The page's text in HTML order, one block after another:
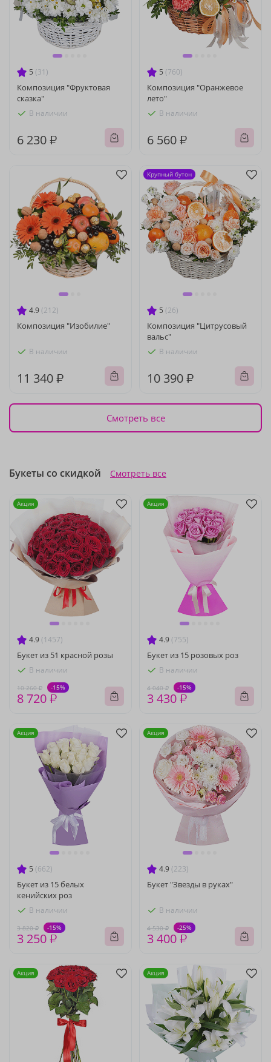
5 (31)
Композиция "Фруктовая
сказка"
В наличии
6 230 ₽
5 (760)
Композиция "Оранжевое
лето"
В наличии
6 560 ₽
4.9 (212)
Композиция "Изобилие"
В наличии
11 340 ₽
5 (26)
Композиция "Цитрусовый
вальс"
В наличии
10 390 ₽
Крупный бутон
Смотреть все
Букеты со скидкой Смотреть все
4.9 (1457)
Букет из 51 красной розы
В наличии
10 260 ₽ -15%
8 720 ₽
Акция
4.9 (755)
Букет из 15 розовых роз
В наличии
4 040 ₽ -15%
3 430 ₽
Акция
5 (662)
Букет из 15 белых
кенийских роз
В наличии
3 820 ₽ -15%
3 250 ₽
Акция
4.9 (223)
Букет "Звезды в руках"
В наличии
4 530 ₽ -25%
3 400 ₽
Акция
Акция Акция